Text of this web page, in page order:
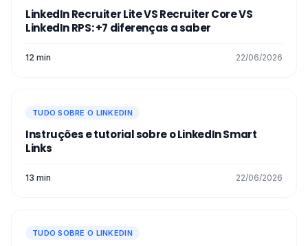
LinkedIn Recruiter Lite VS Recruiter Core VS
LinkedIn RPS: +7 diferenças a saber
12 min 22/06/2026
TUDO SOBRE O LINKEDIN
Instruções e tutorial sobre o LinkedIn Smart
Links
13 min 22/06/2026
TUDO SOBRE O LINKEDIN